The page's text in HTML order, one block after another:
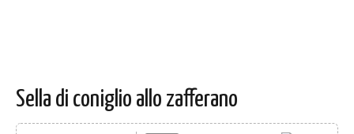
Sella di coniglio allo zafferano